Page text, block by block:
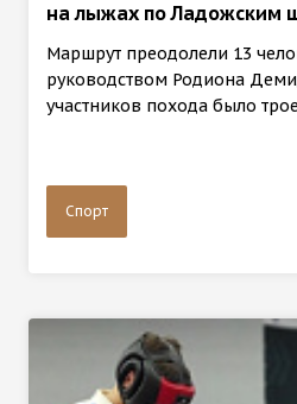
на лыжах по Ладожским
Маршрут преодолели 13
руководством Родиона
участников похода было
Спорт